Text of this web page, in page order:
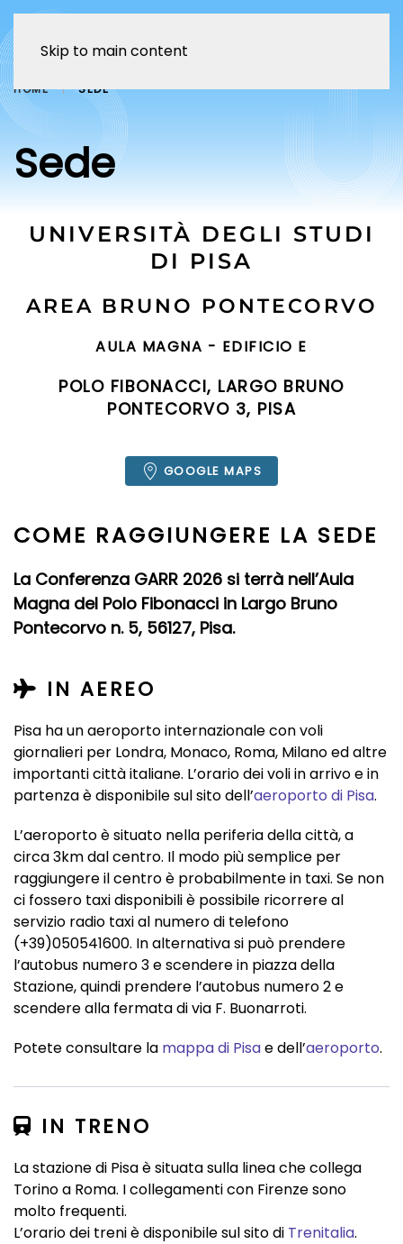
Skip to main content
HOME SEDE
Sede
UNIVERSITÀ DEGLI STUDI
DI PISA
AREA BRUNO PONTECORVO
AULA MAGNA - EDIFICIO E
POLO FIBONACCI, LARGO BRUNO
PONTECORVO 3, PISA
GOOGLE MAPS
COME RAGGIUNGERE LA SEDE
La Conferenza GARR 2026 si terrà nell’Aula
Magna del Polo Fibonacci in Largo Bruno
Pontecorvo n. 5, 56127, Pisa.
IN AEREO
Pisa ha un aeroporto internazionale con voli
giornalieri per Londra, Monaco, Roma, Milano ed altre
importanti città italiane. L’orario dei voli in arrivo e in
partenza è disponibile sul sito dell’aeroporto di Pisa.
L’aeroporto è situato nella periferia della città, a
circa 3km dal centro. Il modo più semplice per
raggiungere il centro è probabilmente in taxi. Se non
ci fossero taxi disponibili è possibile ricorrere al
servizio radio taxi al numero di telefono
(+39)050541600. In alternativa si può prendere
l’autobus numero 3 e scendere in piazza della
Stazione, quindi prendere l’autobus numero 2 e
scendere alla fermata di via F. Buonarroti.
Potete consultare la mappa di Pisae dell’aeroporto.
IN TRENO
La stazione di Pisa è situata sulla linea che collega
Torino a Roma. I collegamenti con Firenze sono
molto frequenti.
L’orario dei treni è disponibile sul sito di Trenitalia.